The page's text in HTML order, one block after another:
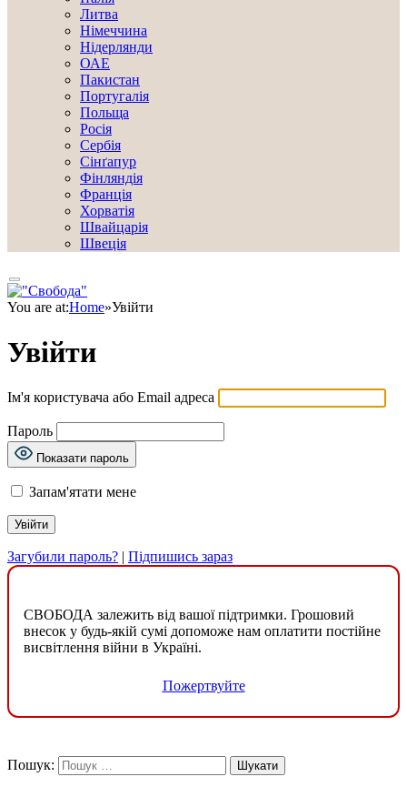
Литва
Німеччина
Нідерлянди
ОАЕ
Пакистан
Португалія
Польща
Росія
Сербія
Сінґапур
Фінляндія
Франція
Хорватія
Швайцарія
Швеція
You are at:Home»Увійти
Увійти
Ім'я користувача або Email адреса
Пароль
Показати пароль
Запам'ятати мене
Загубили пароль? | Підпишись зараз
СВОБОДА залежить від вашої підтримки. Грошовий
внесок у будь-якій сумі допоможе нам оплатити постійне
висвітлення війни в Україні.
Пожертвуйте
Пошук: